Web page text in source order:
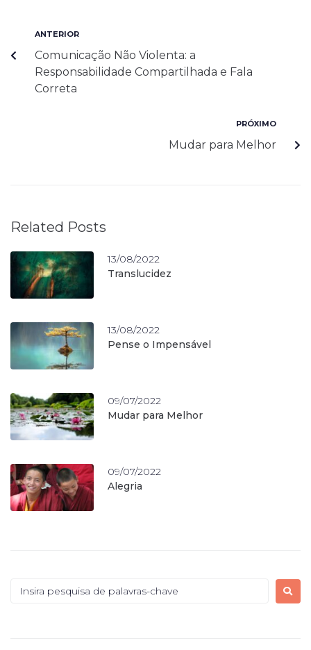
ANTERIOR
Comunicação Não Violenta: a
Responsabilidade Compartilhada e Fala
Correta
PRÓXIMO
Mudar para Melhor
Related Posts
13/08/2022
Translucidez
13/08/2022
Pense o Impensável
09/07/2022
Mudar para Melhor
09/07/2022
Alegria